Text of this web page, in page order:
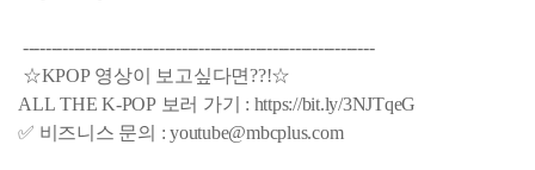
--------------------------------------------------------------
☆KPOP 영상이 보고싶다면??!☆
ALL THE K-POP 보러 가기 : https://bit.ly/3NJTqeG
✅ 비즈니스 문의 : youtube@mbcplus.com